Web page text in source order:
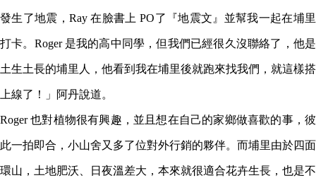
發生了地震，Ray 在臉書上 PO了『地震文』並幫我一起在埔里
打卡。Roger 是我的高中同學，但我們已經很久沒聯絡了，他是
土生土長的埔里人，他看到我在埔里後就跑來找我們，就這樣搭
上線了！」阿丹說道。
Roger 也對植物很有興趣，並且想在自己的家鄉做喜歡的事，彼
此一拍即合，小山舍又多了位對外行銷的夥伴。而埔里由於四面
環山，土地肥沃、日夜溫差大，本來就很適合花卉生長，也是不